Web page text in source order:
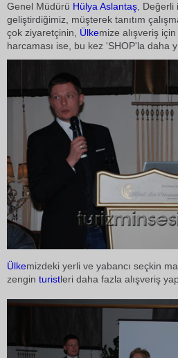
Genel Müdürü Hülya Aslantaş ,
geliştirdiğimiz, müşterek tanıtım
çok ziyaretçinin, Ülkemize alışveriş
harcaması ise, bu kez 'SHOP'la daha
Ülkemizdeki yerli ve yabancı seçkin
zengin turistleri daha fazla alışveriş